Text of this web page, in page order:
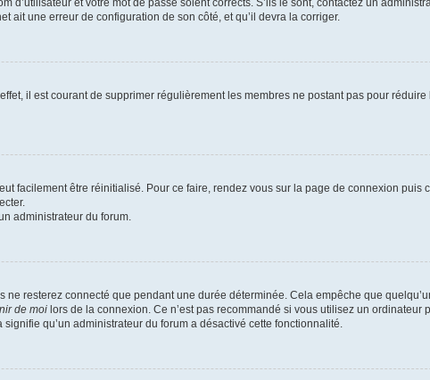
ait une erreur de configuration de son côté, et qu’il devra la corriger.
il est courant de supprimer régulièrement les membres ne postant pas pour
facilement être réinitialisé. Pour ce faire, rendez vous sur la page de connexion puis
administrateur du forum.
ne resterez connecté que pendant une durée déterminée. Cela empêche que
de moi lors de la connexion. Ce n’est pas recommandé si vous utilisez un ordinateur
qu’un administrateur du forum a désactivé cette fonctionnalité.